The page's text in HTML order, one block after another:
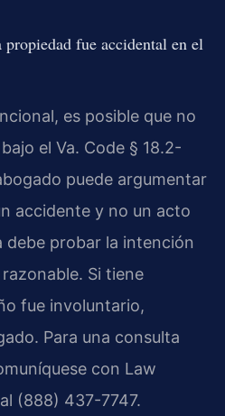
propiedad fue accidental en el
es posible que no
el Va. Code § 18.2-
puede argumentar
accidente y no un acto
debe probar la intención
Si tiene
fue involuntario,
Para una consulta
con Law
(888) 437-7747.